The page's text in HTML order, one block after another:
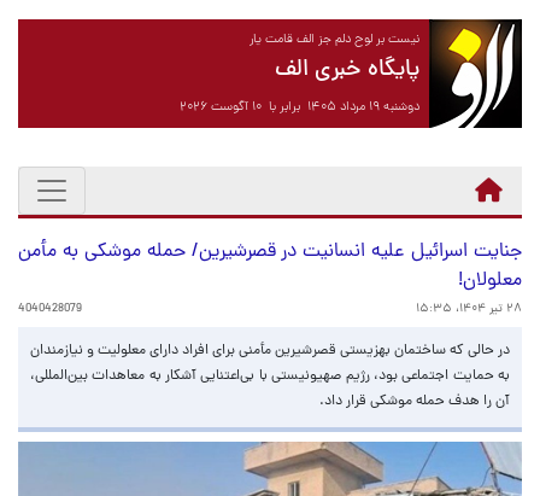
نیست بر لوح دلم جز الف قامت یار
پایگاه خبری الف
دوشنبه ۱۹ مرداد ۱۴۰۵ برابر با ۱۰ آگوست ۲۰۲۶
جنایت اسرائیل علیه انسانیت در قصرشیرین/ حمله موشکی به مأمن
معلولان!
۲۸ تیر ۱۴۰۴، ۱۵:۳۵ 4040428079
در حالی که ساختمان بهزیستی قصرشیرین مأمنی برای افراد دارای معلولیت و نیازمندان
به حمایت اجتماعی بود، رژیم صهیونیستی با بی‌اعتنایی آشکار به معاهدات بین‌المللی،
آن را هدف حمله موشکی قرار داد.